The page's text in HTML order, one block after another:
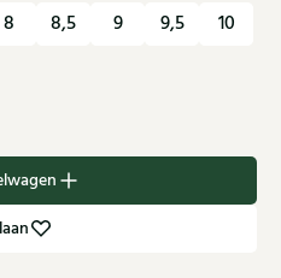
8 8,5 9 9,5
10